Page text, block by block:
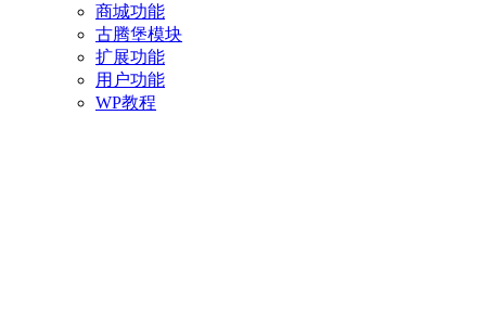
商城功能
古腾堡模块
扩展功能
用户功能
WP教程